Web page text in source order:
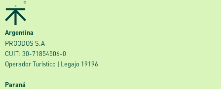
Argentina
PROODOS S.A
CUIT: 30-71854506-0
Operador Turístico | Legajo 19196
Paraná